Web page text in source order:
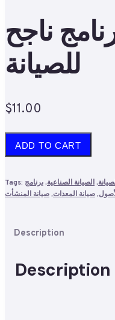
ناجح
للصيانة
$11.00
أسرار
بناء
ناجح
ADD TO CART
Tags: ,الصيانة الصناعية,برنامج
,صيانة المعدات,صيانة المنشأت
Description
Description